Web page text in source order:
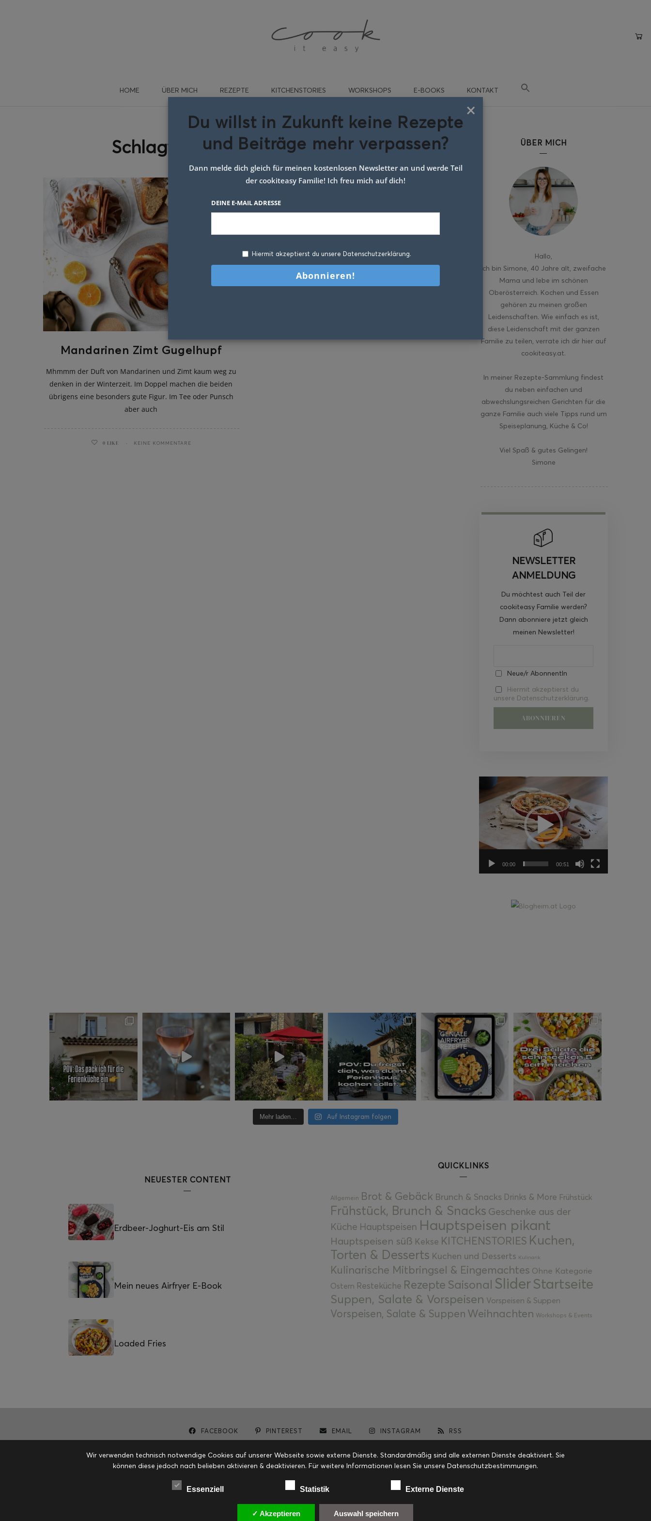
HOME ÜBER MICH REZEPTE KITCHENSTORIES WORKSHOPS E-BOOKS KONTAKT
Schlagwort:orangen zimt kuchen
Mandarinen Zimt Gugelhupf
Mhmmm der Duft von Mandarinen und Zimt kaum weg zu
denken in der Winterzeit. Im Doppel machen die beiden
übrigens eine besonders gute Figur. Im Tee oder Punsch
aber auch
0 LIKE KEINE KOMMENTARE
ÜBER MICH
Hallo
ich bin Simone, 40 Jahre alt, zweifache
Mama und lebe im schönen
Oberösterreich. Kochen und Essen
gehören zu meinen großen
Leidenschaften. Wie einfach es ist,
diese Leidenschaft mit der ganzen
Familie zu teilen, verrate ich dir hier auf
cookiteasy.at.
In meiner Rezepte-Sammlung findest
du neben einfachen und
abwechslungsreichen Gerichten für die
ganze Familie auch viele Tipps rund um
Speiseplanung, Küche & Co!
Viel Spaß & gutes Gelingen!
Simone
NEWSLETTER
ANMELDUNG
Du möchtest auch Teil der
cookiteasy Familie werden?
Dann abonniere jetzt gleich
meinen Newsletter!
Neue/r AbonnentIn
Hiermit akzeptierst du
unsere Datenschutzerklärung.
Video-
Player
00:00 00:51
Mehr laden… Auf Instagram folgen
NEUESTER CONTENT
Erdbeer-Joghurt-Eis am Stil
Mein neues Airfryer E-Book
Loaded Fries
QUICKLINKS
Allgemein Brot & Gebäck Brunch & Snacks Drinks & More Frühstück
Frühstück, Brunch & Snacks Geschenke aus der
Küche Hauptspeisen Hauptspeisen pikant
Hauptspeisen süß Kekse KITCHENSTORIES Kuchen,
Torten & Desserts Kuchen und Desserts Kulinarik
Kulinarische Mitbringsel & Eingemachtes Ohne Kategorie
Ostern Resteküche Rezepte Saisonal SliderStartseite
Suppen, Salate & Vorspeisen Vorspeisen & Suppen
Vorspeisen, Salate & Suppen Weihnachten Workshops & Events
FACEBOOK PINTEREST EMAIL INSTAGRAM RSS
×
Du willst in Zukunft keine Rezepte
und Beiträge mehr verpassen?
Dann melde dich gleich für meinen kostenlosen Newsletter an und werde Teil
der cookiteasy Familie! Ich freu mich auf dich!
DEINE E-MAIL ADRESSE
Hiermit akzeptierst du unsere Datenschutzerklärung.
Wir verwenden technisch notwendige Cookies auf unserer Webseite sowie externe Dienste. Standardmäßig sind alle externen Dienste deaktiviert. Sie
können diese jedoch nach belieben aktivieren & deaktivieren. Für weitere Informationen lesen Sie unsere Datenschutzbestimmungen.
Essenziell Statistik Externe Dienste
✓ Akzeptieren Auswahl speichern